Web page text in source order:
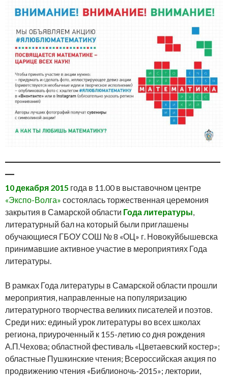
10 декабря 2015 года в 11.00 в выставочном центре
«Экспо-Волга» состоялась торжественная церемония
закрытия в Самарской области Года литературы
литературный бал на который были приглашены
обучающиеся ГБОУ СОШ № 8 «ОЦ» г. Новокуйбышевска
принимавшие активное участие в мероприятиях Года
литературы.
В рамках Года литературы в Самарской области прошли
мероприятия, направленные на популяризацию
литературного творчества великих писателей и поэтов.
Среди них: единый урок литературы во всех школах
региона, приуроченный к 155-летию со дня рождения
А.П.Чехова; областной фестиваль «Цветаевский костер»;
областные Пушкинские чтения; Всероссийская акция по
продвижению чтения «Библионочь-2015»; лектории,